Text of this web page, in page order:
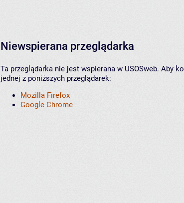
Niewspierana przeglądarka
Ta przeglądarka nie jest wspierana w USOSweb. Aby
jednej z poniższych przeglądarek:
Mozilla Firefox
Google Chrome